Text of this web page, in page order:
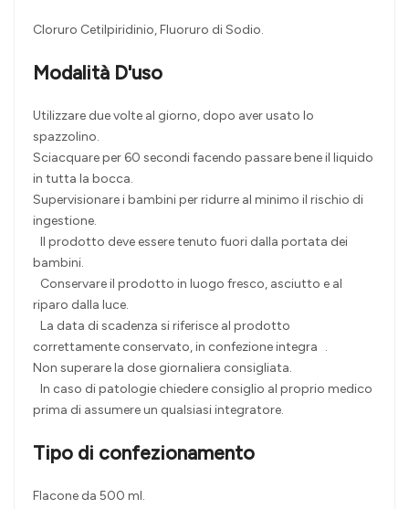
Cloruro Cetilpiridinio, Fluoruro di Sodio.
Modalità D'uso
Utilizzare due volte al giorno, dopo aver usato lo
spazzolino.
Sciacquare per 60 secondi facendo passare bene il liquido
in tutta la bocca.
Supervisionare i bambini per ridurre al minimo il rischio di
ingestione.
Il prodotto deve essere tenuto fuori dalla portata dei
bambini.
Conservare il prodotto in luogo fresco, asciutto e al
riparo dalla luce.
La data di scadenza si riferisce al prodotto
correttamente conservato, in confezione integra .
Non superare la dose giornaliera consigliata.
In caso di patologie chiedere consiglio al proprio medico
prima di assumere un qualsiasi integratore.
Tipo di confezionamento
Flacone da 500 ml.